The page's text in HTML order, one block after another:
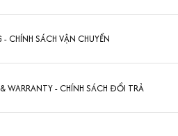
- CHÍNH SÁCH VẬN CHUYỂN
WARRANTY - CHÍNH SÁCH ĐỔI TRẢ